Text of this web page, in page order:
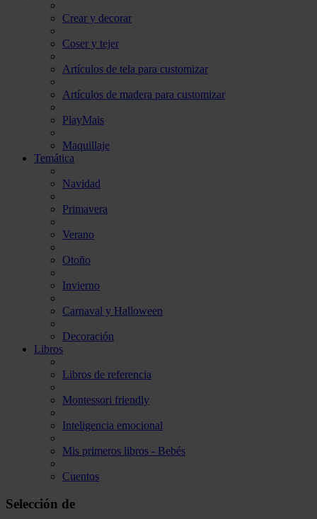
Crear y decorar
Coser y tejer
Artículos de tela para customizar
Artículos de madera para customizar
PlayMais
Maquillaje
Temática
Navidad
Primavera
Verano
Otoño
Invierno
Carnaval y Halloween
Decoración
Libros
Libros de referencia
Montessori friendly
Inteligencia emocional
Mis primeros libros - Bebés
Cuentos
Selección de